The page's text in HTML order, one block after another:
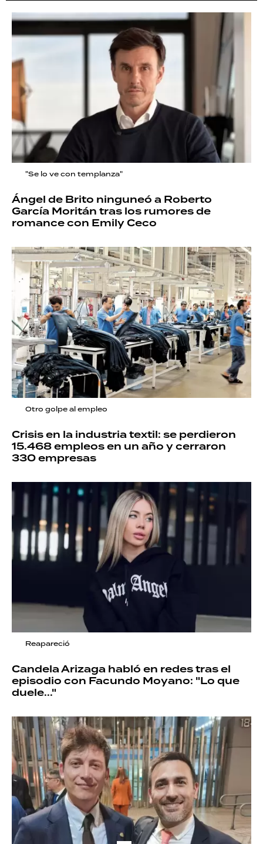
"Se lo ve con templanza"
Ángel de Brito ninguneó a Roberto
García Moritán tras los rumores de
romance con Emily Ceco
Otro golpe al empleo
Crisis en la industria textil: se perdieron
15.468 empleos en un año y cerraron
330 empresas
Reapareció
Candela Arizaga habló en redes tras el
episodio con Facundo Moyano: "Lo que
duele..."